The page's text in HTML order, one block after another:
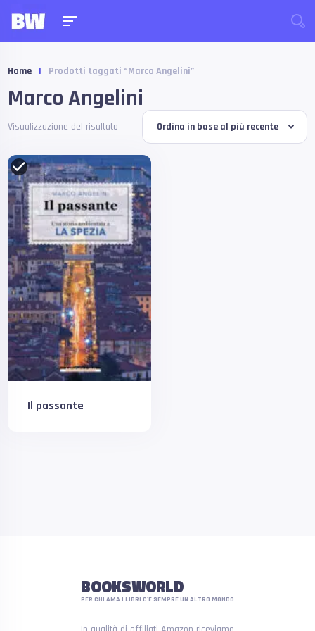
Home | Prodotti taggati “Marco Angelini”
Marco Angelini
Visualizzazione del risultato
Il passante
BOOKSWORLD
PER CHI AMA I LIBRI C'È SEMPRE UN ALTRO MONDO